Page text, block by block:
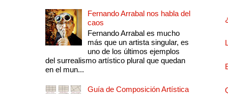
Fernando Arrabal nos habla del
caos
Fernando Arrabal es mucho
más que un artista singular, es
uno de los últimos ejemplos
del surrealismo artístico plural que quedan
en el mun...
Guía de Composición Artística